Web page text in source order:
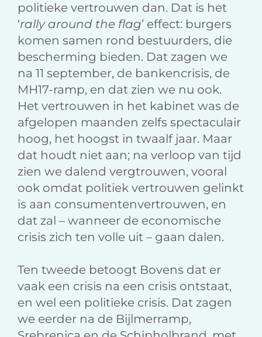
politieke vertrouwen dan. Dat is het
‘rally around the flag’ effect: burgers
komen samen rond bestuurders, die
bescherming bieden. Dat zagen we
na 11 september, de bankencrisis, de
MH17-ramp, en dat zien we nu ook.
Het vertrouwen in het kabinet was de
afgelopen maanden zelfs spectaculair
hoog, het hoogst in twaalf jaar. Maar
dat houdt niet aan; na verloop van tijd
zien we dalend vergtrouwen, vooral
ook omdat politiek vertrouwen gelinkt
is aan consumentenvertrouwen, en
dat zal – wanneer de economische
crisis zich ten volle uit – gaan dalen.
Ten tweede betoogt Bovens dat er
vaak een crisis na een crisis ontstaat,
en wel een politieke crisis. Dat zagen
we eerder na de Bijlmerramp,